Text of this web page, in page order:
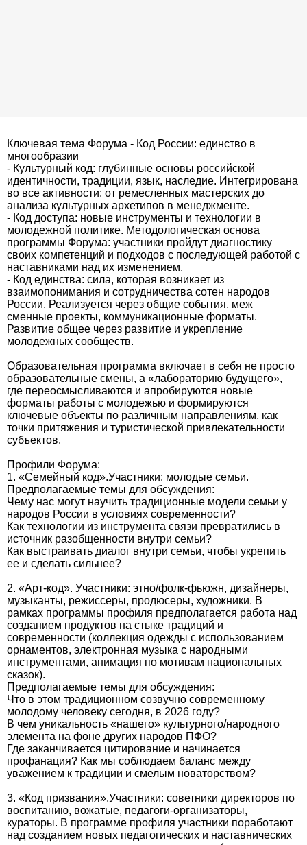
Ключевая тема Форума - Код России: единство в
многообразии
- Культурный код: глубинные основы российской
идентичности, традиции, язык, наследие. Интегрирована
во все активности: от ремесленных мастерских до
анализа культурных архетипов в менеджменте.
- Код доступа: новые инструменты и технологии в
молодежной политике. Методологическая основа
программы Форума: участники пройдут диагностику
своих компетенций и подходов с последующей работой с
наставниками над их изменением.
- Код единства: сила, которая возникает из
взаимопонимания и сотрудничества сотен народов
России. Реализуется через общие события, меж
сменные проекты, коммуникационные форматы.
Развитие общее через развитие и укрепление
молодежных сообществ.
Образовательная программа включает в себя не просто
образовательные смены, а «лабораторию будущего»,
где переосмысливаются и апробируются новые
форматы работы с молодежью и формируются
ключевые объекты по различным направлениям, как
точки притяжения и туристической привлекательности
субъектов.
Профили Форума:
1. «Семейный код».Участники: молодые семьи.
Предполагаемые темы для обсуждения:
Чему нас могут научить традиционные модели семьи у
народов России в условиях современности?
Как технологии из инструмента связи превратились в
источник разобщенности внутри семьи?
Как выстраивать диалог внутри семьи, чтобы укрепить
ее и сделать сильнее?
2. «Арт-код». Участники: этно/фолк-фьюжн, дизайнеры,
музыканты, режиссеры, продюсеры, художники. В
рамках программы профиля предполагается работа над
созданием продуктов на стыке традиций и
современности (коллекция одежды с использованием
орнаментов, электронная музыка с народными
инструментами, анимация по мотивам национальных
сказок).
Предполагаемые темы для обсуждения:
Что в этом традиционном созвучно современному
молодому человеку сегодня, в 2026 году?
В чем уникальность «нашего» культурного/народного
элемента на фоне других народов ПФО?
Где заканчивается цитирование и начинается
профанация? Как мы соблюдаем баланс между
уважением к традиции и смелым новаторством?
3. «Код призвания».Участники: советники директоров по
воспитанию, вожатые, педагоги-организаторы,
кураторы. В программе профиля участники поработают
над созданием новых педагогических и наставнических